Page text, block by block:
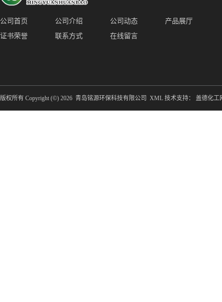
公司首页 公司介绍 公司动态
产品展厅
证书荣誉
联系方式 在线留言
版权所有 Copyright (©) 2026 青岛铭源环保科技有限公司 XML 技术支持： 盖德化工